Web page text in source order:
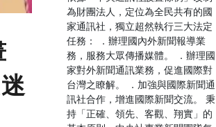
為財團法人，定位為全民共有的國
家通訊社，獨立超然執行三大法定
任務： ．辦理國內外新聞報導業
務，服務大眾傳播媒體。 ．辦理國
家對外新聞通訊業務，促進國際對
台灣之瞭解。 ．加強與國際新聞通
訊社合作，增進國際新聞交流。 秉
持「正確、領先、客觀、翔實」的